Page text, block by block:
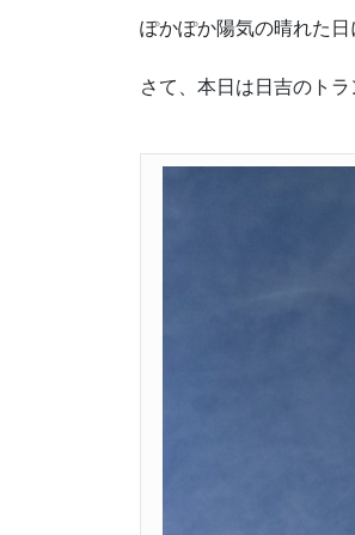
ぽかぽか陽気の晴れた日
さて、本日は日吉のト